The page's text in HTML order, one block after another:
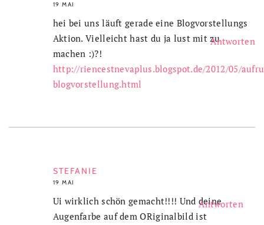
19 MAI
hei bei uns läuft gerade eine Blogvorstellungs
Aktion. Vielleicht hast du ja lust mit zu
machen :)?!
http://riencestnevaplus.blogspot.de/2012/05/
blogvorstellung.html
STEFANIE
19 MAI
Antworten
Ui wirklich schön gemacht!!!! Und deine
Augenfarbe auf dem ORiginalbild ist
Antworten